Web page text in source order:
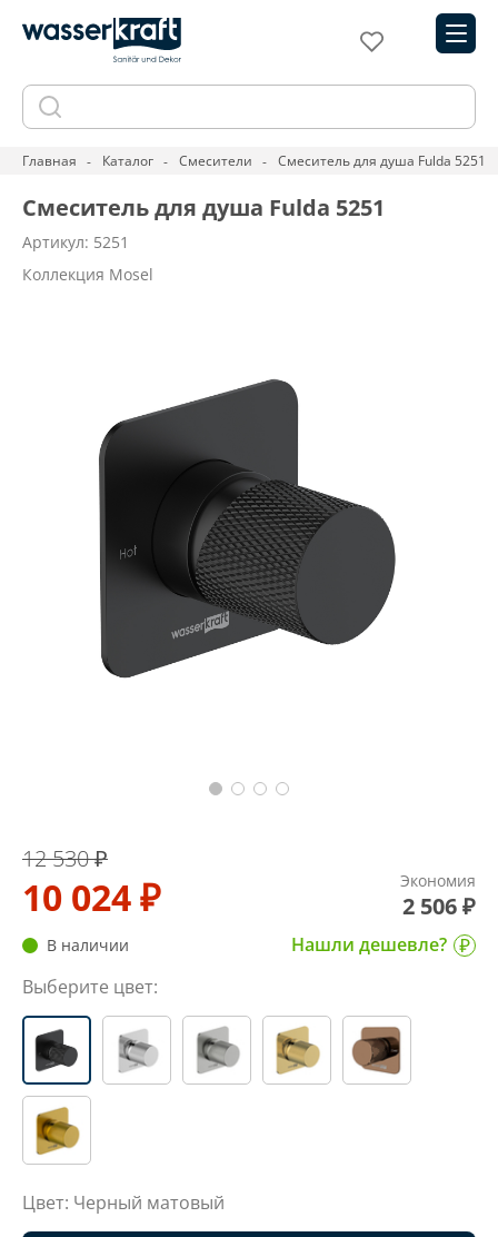
Главная Каталог Смесители Смеситель для душа Fulda 5251
Смеситель для душа Fulda 5251
Артикул: 5251
Коллекция Mosel
12 530 ₽
10 024 ₽ Экономия
2 506 ₽
В наличии
Нашли дешевле?
Выберите цвет:
Цвет: Черный матовый